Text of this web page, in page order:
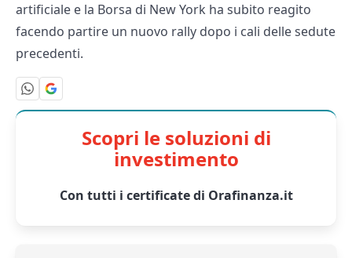
artificiale e la Borsa di New York ha subito reagito
facendo partire un nuovo rally dopo i cali delle sedute
precedenti.
Scopri le soluzioni di
investimento
Con tutti i certificate di Orafinanza.it